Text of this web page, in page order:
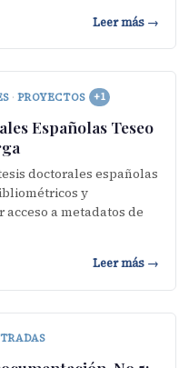
Leer más →
· PROYECTOS +1
Españolas Teseo
doctorales españolas
y
a metadatos de
Leer más →